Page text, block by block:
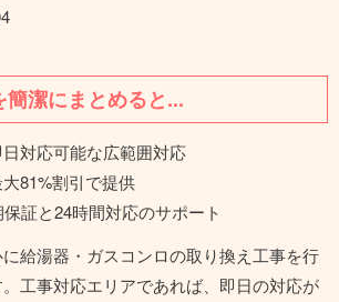
潔にまとめると...
対応可能な広範囲対応
81%割引で提供
証と24時間対応のサポート
給湯器・ガスコンロの取り換え工事を行
工事対応エリアであれば、即日の対応が